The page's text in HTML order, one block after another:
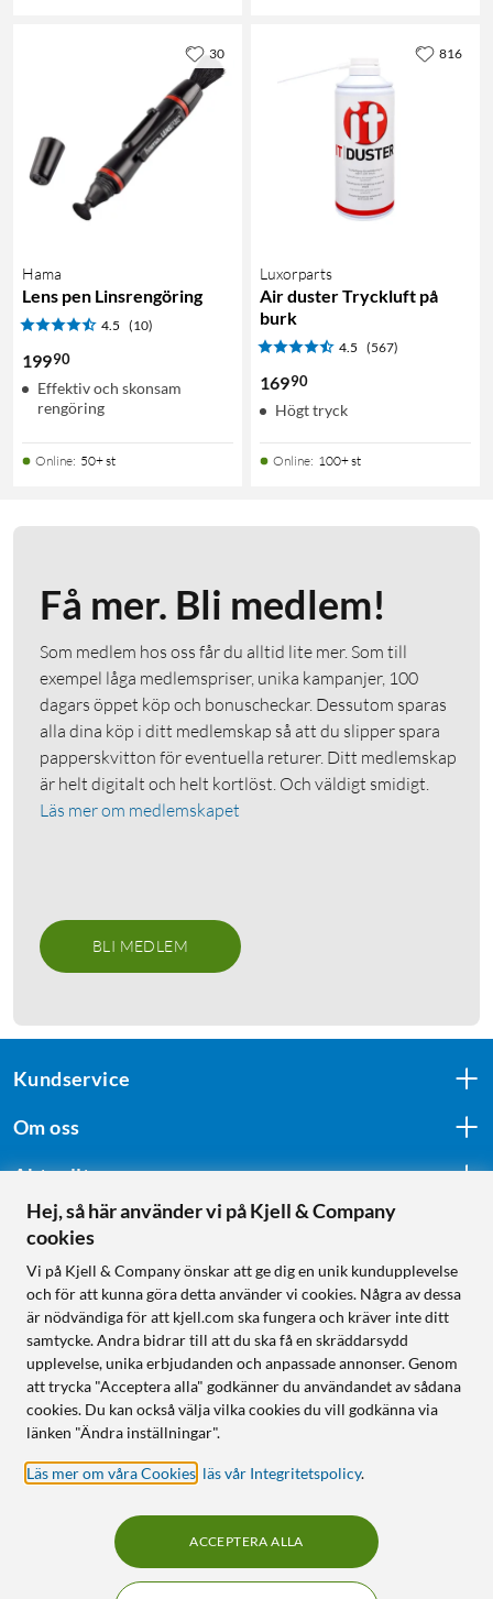
Hama
Lens pen Linsrengöring
4.5 (10)
19990
Effektiv och skonsam
rengöring
Online: 50+ st
30
Luxorparts
Air duster Tryckluft på
burk
4.5 (567)
16990
Högt tryck
Online: 100+ st
816
Få mer. Bli medlem!
Som medlem hos oss får du alltid lite mer. Som till
exempel låga medlemspriser, unika kampanjer, 100
dagars öppet köp och bonuscheckar. Dessutom sparas
alla dina köp i ditt medlemskap så att du slipper spara
papperskvitton för eventuella returer. Ditt medlemskap
är helt digitalt och helt kortlöst. Och väldigt smidigt.
Läs mer om medlemskapet
BLI MEDLEM
Kundservice
Om oss
Aktuellt
Följ oss
Handla från:
Sverige
Norge
Hej, så här använder vi på Kjell & Company
cookies
Vi på Kjell & Company önskar att ge dig en unik kundupplevelse
och för att kunna göra detta använder vi cookies. Några av dessa
är nödvändiga för att kjell.com ska fungera och kräver inte ditt
samtycke. Andra bidrar till att du ska få en skräddarsydd
upplevelse, unika erbjudanden och anpassade annonser. Genom
att trycka "Acceptera alla" godkänner du användandet av sådana
cookies. Du kan också välja vilka cookies du vill godkänna via
länken "Ändra inställningar".
Läs mer om våra Cookies läs vår Integritetspolicy.
ACCEPTERA ALLA